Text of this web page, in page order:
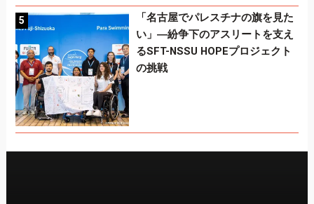
「名古屋でパレスチナの旗を見た
い」―紛争下のアスリートを支え
るSFT-NSSU HOPEプロジェクト
の挑戦